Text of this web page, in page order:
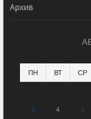
Архив
ПН ВТ СР
3 4 5